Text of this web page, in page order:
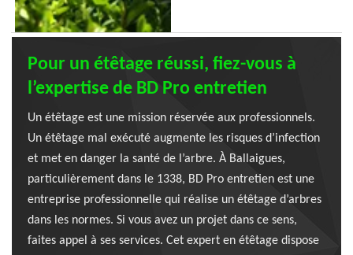
Pour un étêtage réussi, fiez-vous à
l’expertise de BD Pro entretien
Un étêtage est une mission réservée aux professionnels.
Un étêtage mal exécuté augmente les risques d’infection
et met en danger la santé de l’arbre. À Ballaigues,
particulièrement dans le 1338, BD Pro entretien est une
entreprise professionnelle qui réalise un étêtage d’arbres
dans les normes. Si vous avez un projet dans ce sens,
faites appel à ses services. Cet expert en étêtage dispose